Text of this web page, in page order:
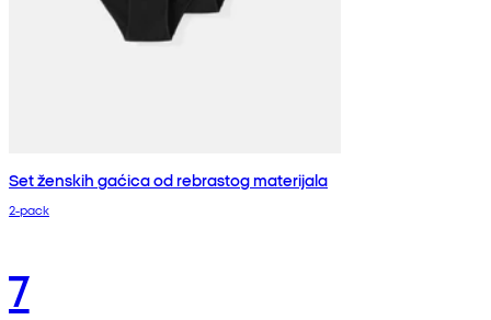
Set ženskih gaćica od rebrastog materijala
2-pack
7